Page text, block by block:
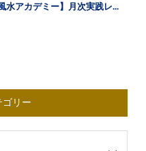
水アカデミー】月次実践レ...
ゴリー